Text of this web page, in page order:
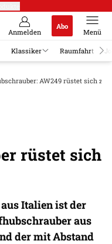
Anmelden
Abo
Menü
Klassiker Raumfahrt
AW249 rüstet sich
rüstet sich
Italien ist der
aus
der mit Abstand